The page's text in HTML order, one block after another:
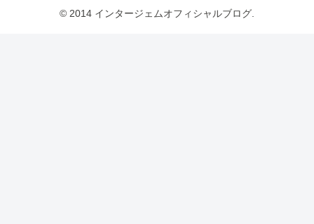
© 2014 インタージェムオフィシャルブログ.